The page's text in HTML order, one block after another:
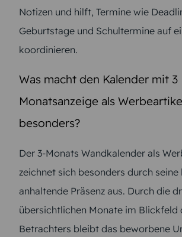
Notizen und hilft, Termine wie
Geburtstage und Schultermine auf
koordinieren.
Was macht den Kalender mit 3
Monatsanzeige als
besonders?
Der 3-Monats Wandkalender als
zeichnet sich besonders durch seine
anhaltende Präsenz aus. Durch die
übersichtlichen Monate im Blickfeld
Betrachters bleibt das beworbene